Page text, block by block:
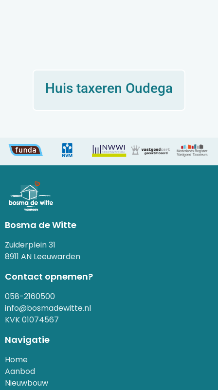
Huis taxeren Oudega
Bosma de Witte
Zuiderplein 31
8911 AN Leeuwarden
Contact opnemen?
058-2160500
info@bosmadewitte.nl
KVK 01074567
Navigatie
Home
Aanbod
Nieuwbouw